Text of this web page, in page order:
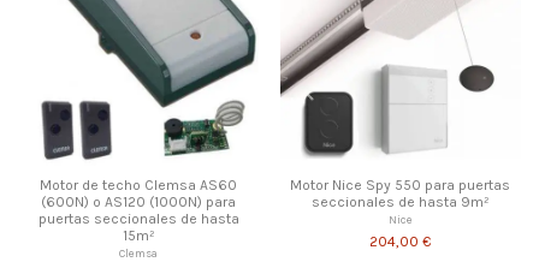
Motor de techo Clemsa AS60
(600N) o AS120 (1000N) para
puertas seccionales de hasta
15m²
Clemsa
Motor Nice Spy 550 para puertas
seccionales de hasta 9m²
Nice
204,00 €